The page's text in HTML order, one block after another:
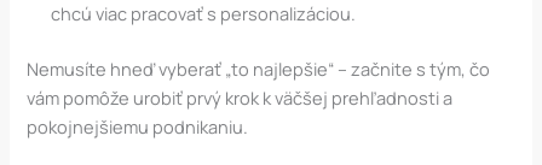
chcú viac pracovať s personalizáciou.
Nemusíte hneď vyberať „to najlepšie“ – začnite s tým, čo
vám pomôže urobiť prvý krok k väčšej prehľadnosti a
pokojnejšiemu podnikaniu.